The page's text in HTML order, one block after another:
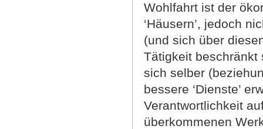
Wohlfahrt ist der
‘Häusern’, jedoch
(und sich über
Tätigkeit beschränkt
sich selber
bessere ‘Dienste’
Verantwortlichkeit
überkommenen